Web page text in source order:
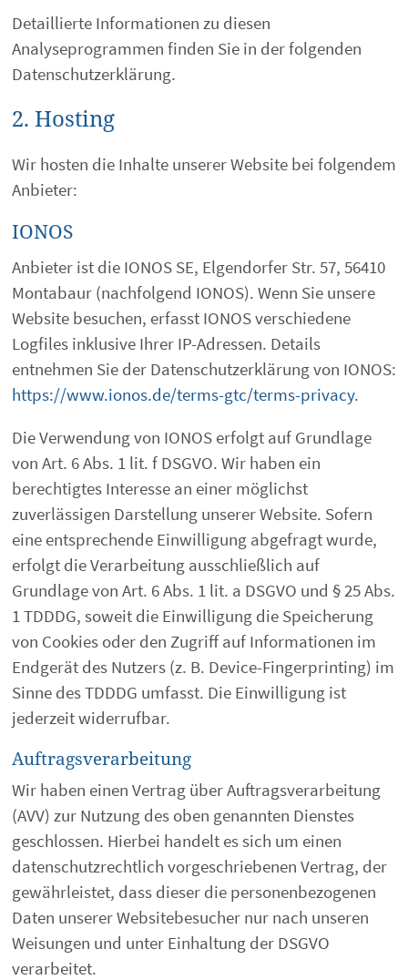
Detaillierte Informationen zu diesen
Analyseprogrammen finden Sie in der folgenden
Datenschutzerklärung.
2. Hosting
Wir hosten die Inhalte unserer Website bei folgendem
Anbieter:
IONOS
Anbieter ist die IONOS SE, Elgendorfer Str. 57, 56410
Montabaur (nachfolgend IONOS). Wenn Sie unsere
Website besuchen, erfasst IONOS verschiedene
Logfiles inklusive Ihrer IP-Adressen. Details
entnehmen Sie der Datenschutzerklärung von IONOS:
https://www.ionos.de/terms-gtc/terms-privacy.
Die Verwendung von IONOS erfolgt auf Grundlage
von Art. 6 Abs. 1 lit. f DSGVO. Wir haben ein
berechtigtes Interesse an einer möglichst
zuverlässigen Darstellung unserer Website. Sofern
eine entsprechende Einwilligung abgefragt wurde,
erfolgt die Verarbeitung ausschließlich auf
Grundlage von Art. 6 Abs. 1 lit. a DSGVO und § 25 Abs.
1 TDDDG, soweit die Einwilligung die Speicherung
von Cookies oder den Zugriff auf Informationen im
Endgerät des Nutzers (z. B. Device-Fingerprinting) im
Sinne des TDDDG umfasst. Die Einwilligung ist
jederzeit widerrufbar.
Auftragsverarbeitung
Wir haben einen Vertrag über Auftragsverarbeitung
(AVV) zur Nutzung des oben genannten Dienstes
geschlossen. Hierbei handelt es sich um einen
datenschutzrechtlich vorgeschriebenen Vertrag, der
gewährleistet, dass dieser die personenbezogenen
Daten unserer Websitebesucher nur nach unseren
Weisungen und unter Einhaltung der DSGVO
verarbeitet.